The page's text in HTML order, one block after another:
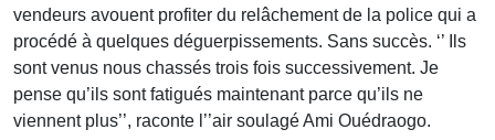
vendeurs avouent profiter du relâchement de la police qui a
procédé à quelques déguerpissements. Sans succès. ‘’ Ils
sont venus nous chassés trois fois successivement. Je
pense qu’ils sont fatigués maintenant parce qu’ils ne
viennent plus’’, raconte l’’air soulagé Ami Ouédraogo.